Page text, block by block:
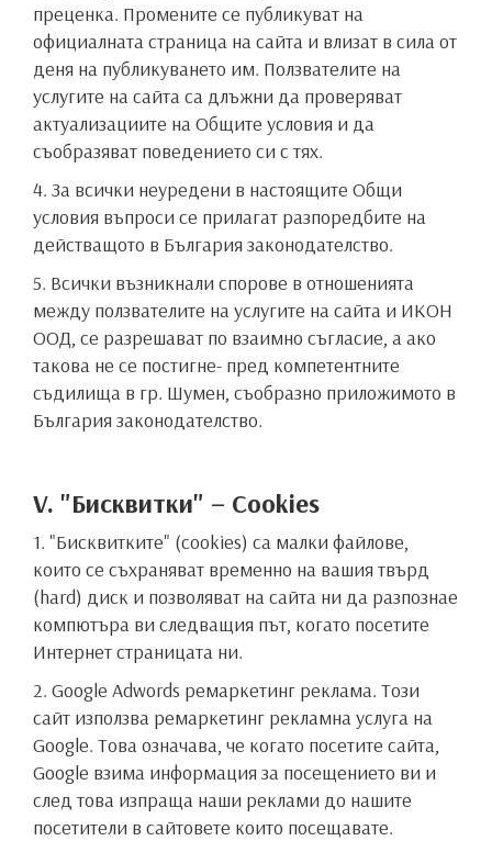
преценка. Промените се публикуват на
официалната страница на сайта и влизат в сила от
деня на публикуването им. Ползвателите на
услугите на сайта са длъжни да проверяват
актуализациите на Общите условия и да
съобразяват поведението си с тях.
4. За всички неуредени в настоящите Общи
условия въпроси се прилагат разпоредбите на
действащото в България законодателство.
5. Всички възникнали спорове в отношенията
между ползвателите на услугите на сайта и ИКОН
ООД, се разрешават по взаимно съгласие, а ако
такова не се постигне- пред компетентните
съдилища в гр. Шумен, съобразно приложимото в
България законодателство.
V. "Бисквитки" – Cookies
1. "Бисквитките" (cookies) са малки файлове,
които се съхраняват временно на вашия твърд
(hard) диск и позволяват на сайта ни да разпознае
компютъра ви следващия път, когато посетите
Интернет страницата ни.
2. Google Adwords ремаркетинг реклама. Този
сайт използва ремаркетинг рекламна услуга на
Google. Това означава, че когато посетите сайта,
Google взима информация за посещението ви и
след това изпраща наши реклами до нашите
посетители в сайтовете които посещавате.